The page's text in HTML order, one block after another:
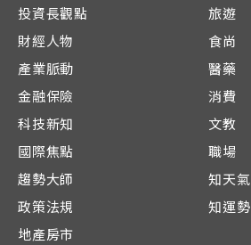
投資長觀點
財經人物
產業脈動
金融保險
科技新知
國際焦點
趨勢大師
政策法規
地產房市
旅遊
食尚
醫藥
消費
文教
職場
知天氣
知運勢